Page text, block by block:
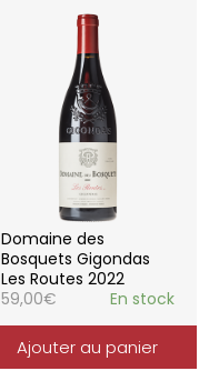
Domaine des
Bosquets Gigondas
Les Routes 2022
59,00€ En stock
Ajouter au panier